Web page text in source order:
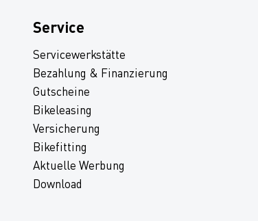
Service
Servicewerkstätte
Bezahlung & Finanzierung
Gutscheine
Bikeleasing
Versicherung
Bikefitting
Aktuelle Werbung
Download